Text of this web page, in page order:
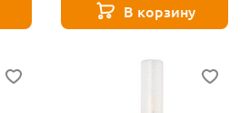
В корзину